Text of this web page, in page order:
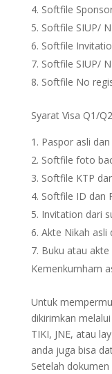
Softfile
Softfile SIUP/
Softfile
Softfile SIUP/
Softfile No
Syarat Visa Q1/
Paspor asli
Softfile foto
Softfile KTP
Softfile ID dan
Invitation dari
Akte Nikah asli
Buku atau
Kemenkumham
Untuk
dikirimkan
TIKI, JNE, atau
anda juga bisa
Setelah